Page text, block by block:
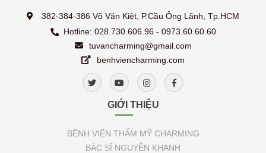
382-384-386 Võ Văn Kiệt, P.Cầu Ông Lãnh, Tp.HCM
Hotline: 028.730.606.96 - 0973.60.60.60
tuvancharming@gmail.com
benhviencharming.com
GIỚI THIỆU
BỆNH VIỆN THẨM MỸ CHARMING
BÁC SĨ NGUYỄN KHANH